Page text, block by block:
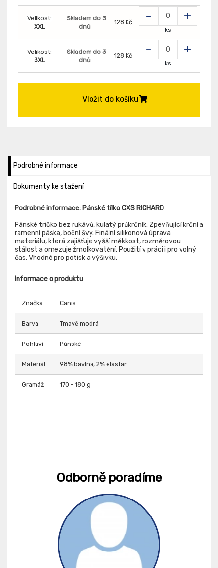
Velikost:
XXL
Skladem do 3
dnů
128 Kč - +
ks
Velikost:
3XL
Skladem do 3
dnů
128 Kč - +
ks
Vložit do košíku
Podrobné informace
Dokumenty ke stažení
Podrobné informace: Pánské tílko CXS RICHARD
Pánské tričko bez rukávů, kulatý průkrčník. Zpevňující krční a
ramenní páska, boční švy. Finální silikonová úprava
materiálu, která zajišťuje vyšší měkkost, rozměrovou
stálost a omezuje žmolkovatění. Použití v práci i pro volný
čas. Vhodné pro potisk a výšivku.
Informace o produktu
Značka Canis
Barva Tmavě modrá
Pohlaví Pánské
Materiál 98% bavlna, 2% elastan
Gramáž 170 - 180 g
Odborně poradíme